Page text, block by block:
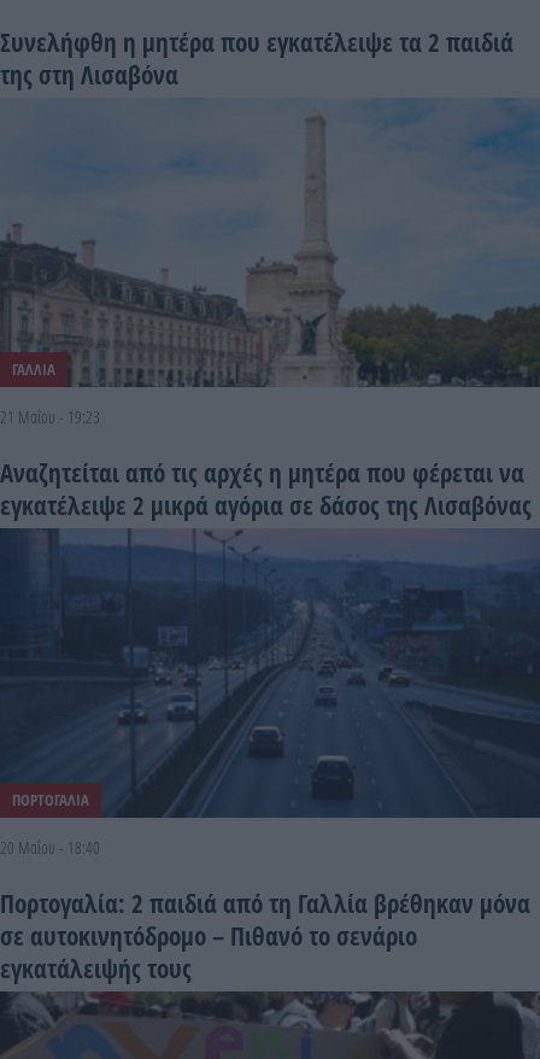
Συνελήφθη η μητέρα που εγκατέλειψε τα 2 παιδιά
της στη Λισαβόνα
ΓΑΛΛΙΑ
21 Μαΐου - 19:23
Αναζητείται από τις αρχές η μητέρα που φέρεται να
εγκατέλειψε 2 μικρά αγόρια σε δάσος της Λισαβόνας
ΠΟΡΤΟΓΑΛΙΑ
20 Μαΐου - 18:40
Πορτογαλία: 2 παιδιά από τη Γαλλία βρέθηκαν μόνα
σε αυτοκινητόδρομο – Πιθανό το σενάριο
εγκατάλειψής τους